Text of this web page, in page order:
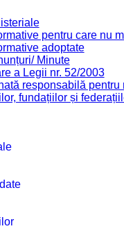
pentru care nu
adoptate
Minute
a Legii nr. 52/2003
responsabilă
fundațiilor și